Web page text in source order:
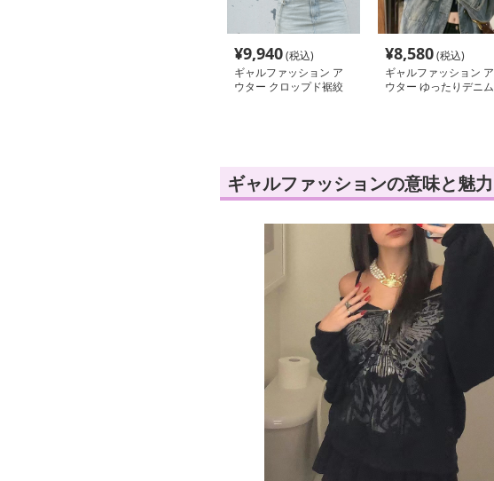
¥9,940(税込)
ギャルファッション ア
ウター クロップド裾絞
¥8,580(税込)
ギャルファッション ア
ウター ゆったりデニム
ギャルファッションの意味と魅力